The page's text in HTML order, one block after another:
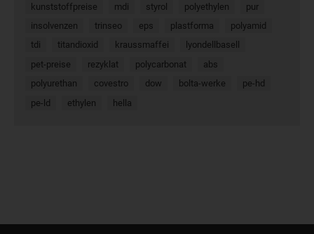
kunststoffpreise
mdi styrol polyethylen
pur
insolvenzen
trinseo eps plastforma
polyamid
tdi
titandioxid kraussmaffei
lyondellbasell
pet-preise
rezyklat polycarbonat
abs
polyurethan
covestro dow bolta-werke
pe-hd
pe-ld
ethylen hella